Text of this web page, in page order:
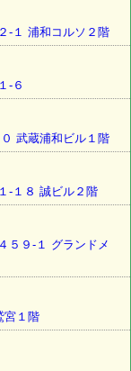
-１ 浦和コルソ２階
-６
武蔵浦和ビル１階
-１８ 誠ビル２階
５９-１ グランドメ
宮１階